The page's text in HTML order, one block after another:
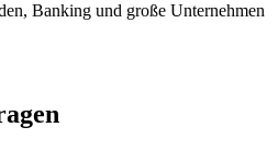
Banking und große Unternehmen